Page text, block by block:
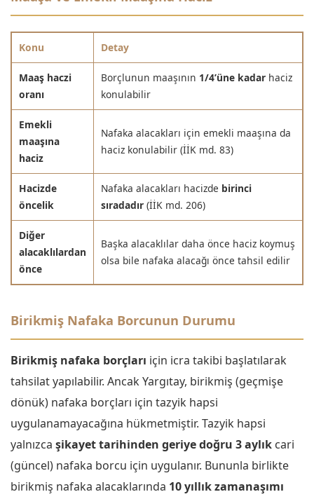
Konu Detay
Maaş haczi
oranı
Borçlunun maaşının 1/4’üne kadar haciz
konulabilir
Emekli
maaşına
haciz
Nafaka alacakları için emekli maaşına da
haciz konulabilir (İİK md. 83)
Hacizde
öncelik
Nafaka alacakları hacizde birinci
sıradadır (İİK md. 206)
Diğer
alacaklılardan
önce
Başka alacaklılar daha önce haciz koymuş
olsa bile nafaka alacağı önce tahsil edilir
Birikmiş Nafaka Borcunun Durumu
Birikmiş nafaka borçları için icra takibi başlatılarak
tahsilat yapılabilir. Ancak Yargıtay, birikmiş (geçmişe
dönük) nafaka borçları için tazyik hapsi
uygulanamayacağına hükmetmiştir. Tazyik hapsi
yalnızca şikayet tarihinden geriye doğru 3 aylık cari
(güncel) nafaka borcu için uygulanır. Bununla birlikte
birikmiş nafaka alacaklarında 10 yıllık zamanaşımı